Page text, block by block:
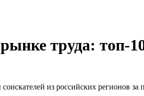
труда: топ-
из российских регионов